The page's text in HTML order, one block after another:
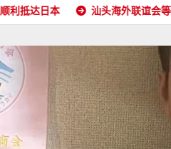
汕头海外联谊会等五部门携五